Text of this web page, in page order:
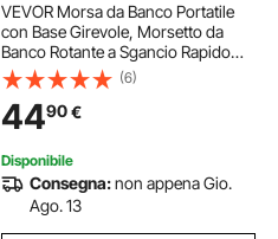
VEVOR Morsa da Banco Portatile
con Base Girevole, Morsetto da
Banco Rotante a Sgancio Rapido
114,3 mm, Struttura in Ghisa, per
Lavorazione di Legno Metalli,
Foratura e Segatura, Taglio di
Condotti
(6)
4490€
Disponibile
Consegna:non appena Gio.
Ago. 13